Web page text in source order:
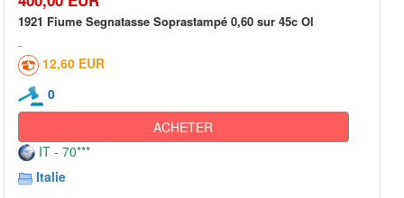
1921 Fiume Segnatasse Soprastampé 0,60 sur 45c Ol
12,60 EUR
0
ACHETER
IT - 70***
Italie